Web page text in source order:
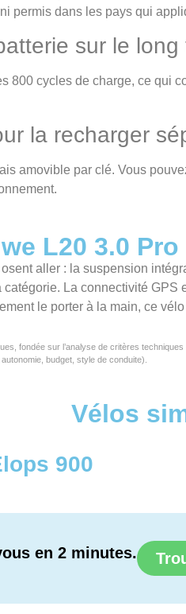
permis dans les pays qui
sur le long
800 cycles de charge, ce qui
la recharger
amovible par clé. Vous
L20 3.0 Pro
aller : la suspension
La connectivité
le porter à la main, ce
fondée sur l’analyse de critères
budget, style de conduite).
Vélos
900
en 2 minutes.